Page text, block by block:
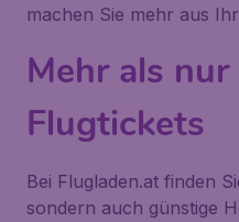
machen Sie mehr aus
Mehr als
Flugtickets
Bei Flugladen.at finden
sondern auch günstige